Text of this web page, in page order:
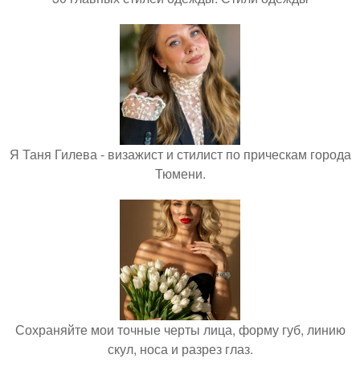
Я Таня Гилева - визажист и стилист по прическам города
Тюмени.
Сохраняйте мои точные черты лица, форму губ, линию
скул, носа и разрез глаз.